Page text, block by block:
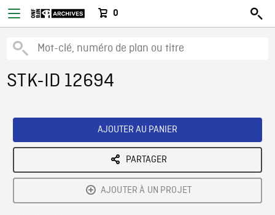
0
STK-ID 12694
AJOUTER AU PANIER
PARTAGER
AJOUTER À UN PROJET